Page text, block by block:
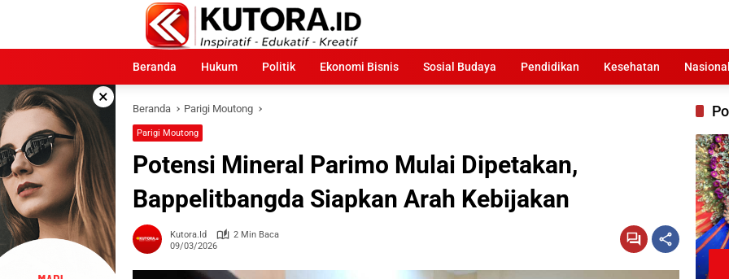
Beranda
Hukum Politik Ekonomi Bisnis Sosial Budaya Pendidikan Kesehatan Nasional
×
Beranda Parigi Moutong
Parigi Moutong
Potensi Mineral Parimo Mulai Dipetakan,
Bappelitbangda Siapkan Arah Kebijakan
Kutora.id
2 Min Baca
09/03/2026